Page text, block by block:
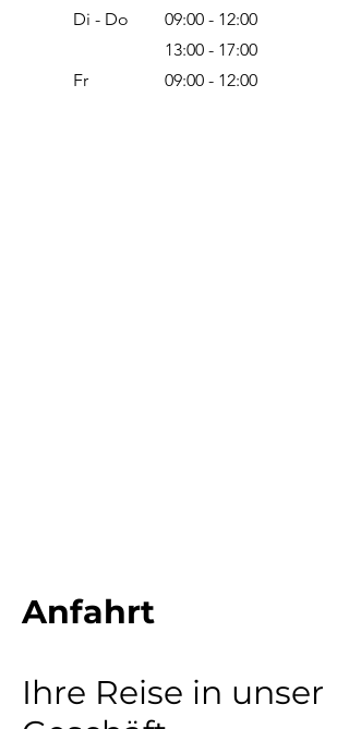
Di - Do
Fr
09:00 - 12:00
13:00 - 17:00
09:00 - 12:00
Anfahrt
Ihre Reise in unser